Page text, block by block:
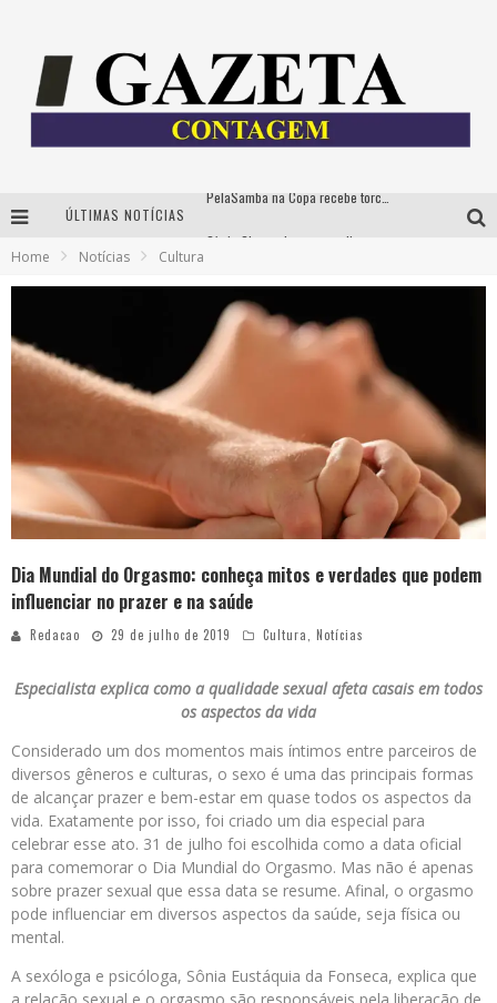
ÚLTIMAS NOTÍCIAS
Home Notícias Cultura
Dia Mundial do Orgasmo: conheça mitos e verdades que podem
influenciar no prazer e na saúde
Redacao 29 de julho de 2019 Cultura, Notícias
Especialista explica como a qualidade sexual afeta casais em todos
os aspectos da vida
Considerado um dos momentos mais íntimos entre parceiros de
diversos gêneros e culturas, o sexo é uma das principais formas
de alcançar prazer e bem-estar em quase todos os aspectos da
vida. Exatamente por isso, foi criado um dia especial para
celebrar esse ato. 31 de julho foi escolhida como a data oficial
para comemorar o Dia Mundial do Orgasmo. Mas não é apenas
sobre prazer sexual que essa data se resume. Afinal, o orgasmo
pode influenciar em diversos aspectos da saúde, seja física ou
mental.
A sexóloga e psicóloga, Sônia Eustáquia da Fonseca, explica que